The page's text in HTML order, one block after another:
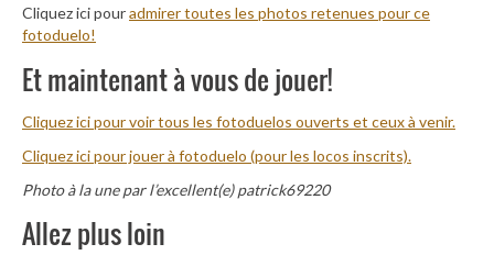
Cliquez ici pouradmirer toutes les photos retenues pour ce
fotoduelo!
Et maintenant à vous de jouer!
Cliquez ici pour voir tous les fotoduelos ouverts et ceux à venir.
Cliquez ici pour jouer à fotoduelo (pour les locos inscrits).
Photo à la une par l’excellent(e) patrick69220
Allez plus loin